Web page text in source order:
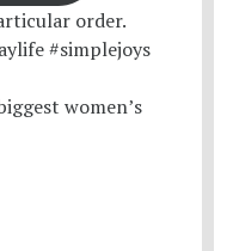
women’s